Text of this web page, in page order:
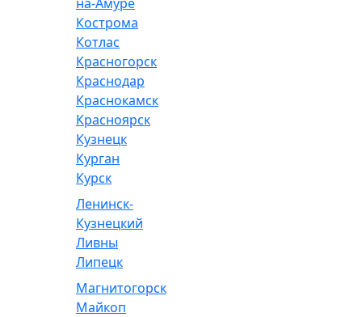
Кострома
Котлас
Красногорск
Краснодар
Краснокамск
Красноярск
Кузнецк
Курган
Курск
Ленинск-
Кузнецкий
Ливны
Липецк
Магнитогорск
Майкоп